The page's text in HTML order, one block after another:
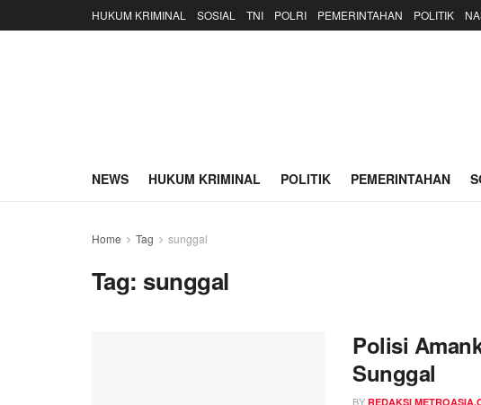
HUKUM KRIMINAL SOSIAL TNI POLRI PEMERINTAHAN POLITIK
NEWS HUKUM KRIMINAL POLITIK PEMERINTAHAN
Home Tag sunggal
Tag: sunggal
Polisi
Sunggal
BY REDAKSI